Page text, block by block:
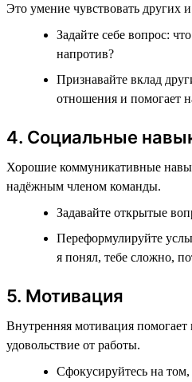
Это умение чувствовать других
Задайте себе вопрос:
напротив?
Признавайте вклад
отношения и помогает
4. Социальные
Хорошие коммуникативные
надёжным членом команды.
Задавайте открытые
Переформулируйте
я понял, тебе сложно,
5. Мотивация
Внутренняя мотивация помогает
удовольствие от работы.
Сфокусируйтесь на том,